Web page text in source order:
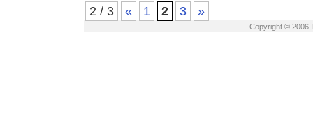
2 / 3 « 1 2 3 »
Copyright © 2006